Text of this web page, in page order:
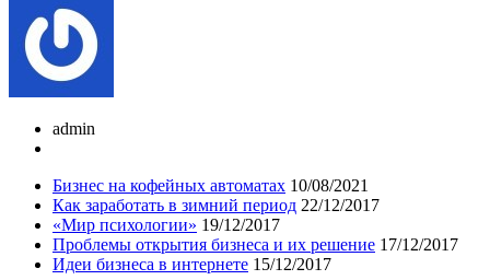
admin
Бизнес на кофейных автоматах 10/08/2021
Как заработать в зимний период 22/12/2017
«Мир психологии» 19/12/2017
Проблемы открытия бизнеса и их решение 17/12/2017
Идеи бизнеса в интернете 15/12/2017